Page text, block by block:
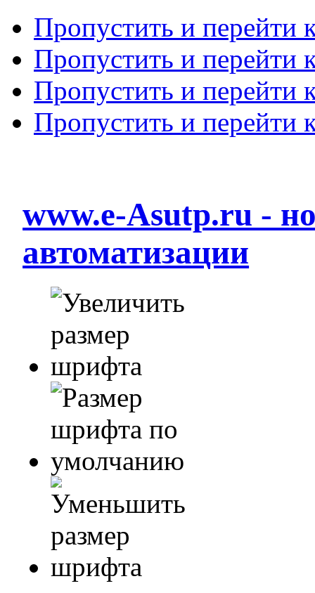
Пропустить и перейти
Пропустить и перейти
Пропустить и перейти
Пропустить и перейти
www.e-Asutp.ru -
автоматизации